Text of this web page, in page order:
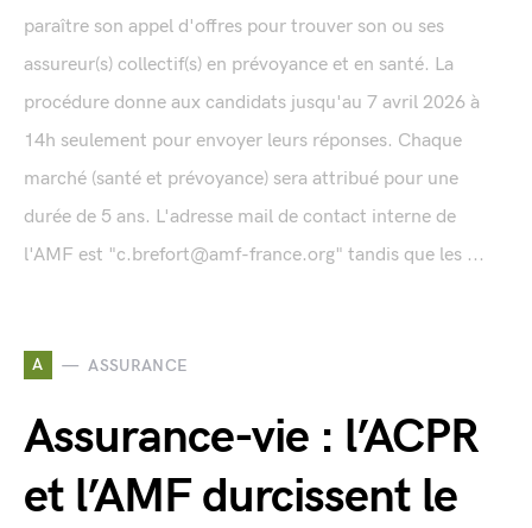
paraître son appel d'offres pour trouver son ou ses
assureur(s) collectif(s) en prévoyance et en santé. La
procédure donne aux candidats jusqu'au 7 avril 2026 à
14h seulement pour envoyer leurs réponses. Chaque
marché (santé et prévoyance) sera attribué pour une
durée de 5 ans. L'adresse mail de contact interne de
l'AMF est "c.brefort@amf-france.org" tandis que les ...
A ASSURANCE
Assurance-vie : l’ACPR
et l’AMF durcissent le